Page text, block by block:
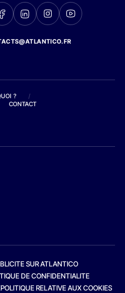
?
/
CONTACT
SUR ATLANTICO
DE CONFIDENTIALITE
POLITIQUE RELATIVE AUX COOKIES